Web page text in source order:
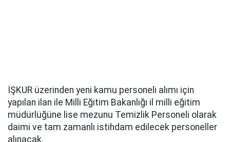
İŞKUR üzerinden yeni kamu personeli alımı için
yapılan ilan ile Milli Eğitim Bakanlığı il milli eğitim
müdürlüğüne lise mezunu Temizlik Personeli olarak
daimi ve tam zamanlı istihdam edilecek personeller
alınacak.